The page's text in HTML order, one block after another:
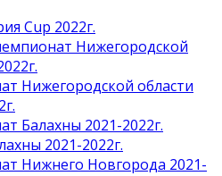
Cup 2022г.
Нижегородской
Нижегородской области
Балахны 2021-2022г.
2021-2022г.
Нижнего Новгорода 2021-